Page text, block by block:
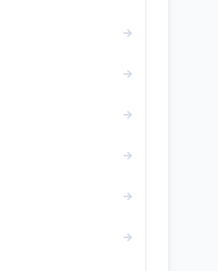
→
→
→
→
→
→